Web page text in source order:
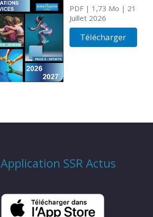
PDF| 1,73 Mo | 21
Juillet 2026
Télécharger
Application SSR Actus